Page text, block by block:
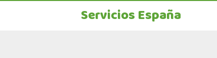
Servicios España